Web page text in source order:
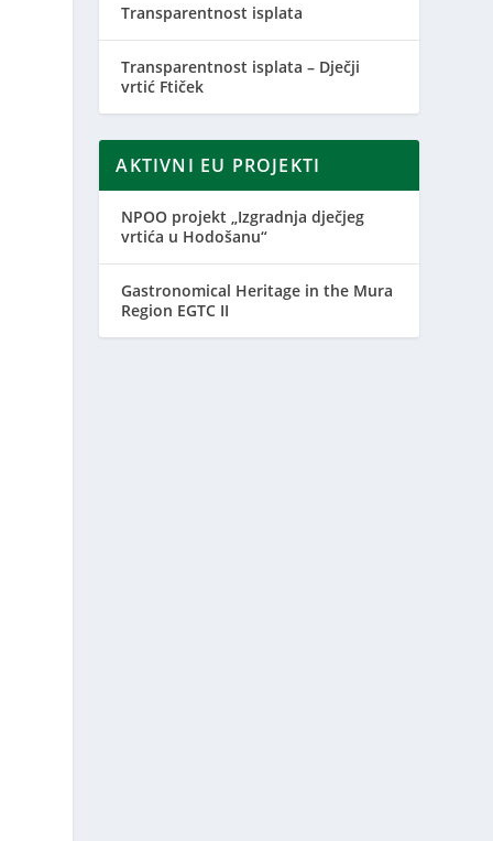
Transparentnost isplata
Transparentnost isplata – Dječji
vrtić Ftiček
AKTIVNI EU PROJEKTI
NPOO projekt „Izgradnja dječjeg
vrtića u Hodošanu“
Gastronomical Heritage in the Mura
Region EGTC II